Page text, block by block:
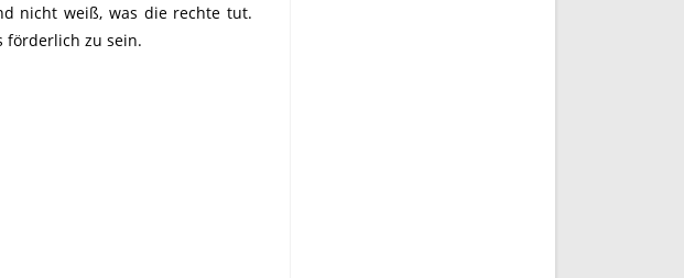
nicht weiß, was die rechte tut.
förderlich zu sein.